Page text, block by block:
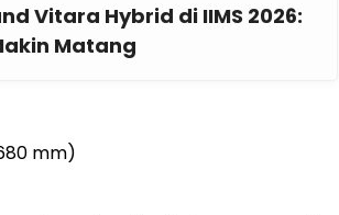
Vitara Hybrid di IIMS 2026:
Matang
mm)